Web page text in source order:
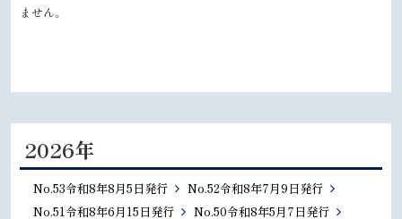
ません。
2026年
No.53令和8年8月5日発行
No.52令和8年7月9日発行
No.51令和8年6月15日発行
No.50令和8年5月7日発行